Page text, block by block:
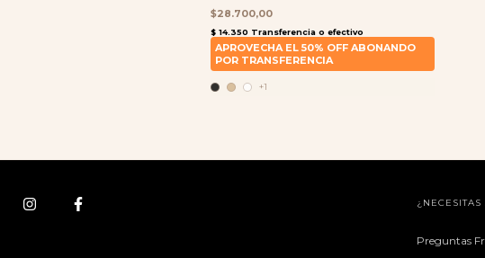
$28.700,00
+1
¿NECESITAS
Preguntas